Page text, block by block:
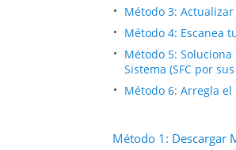
Método 3:
Método 4: Escanea
Método 5:
Sistema (SFC por
Método 6: Arregla
Método 1: Descargar